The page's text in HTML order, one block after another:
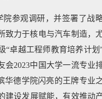
院参观调研，并签署了战
致力于核电与汽车制造，
“卓越工程师教育培养计划
2023中国大学一流专业
华德学院闪亮的王牌专业
建设发展赋能，有效推动